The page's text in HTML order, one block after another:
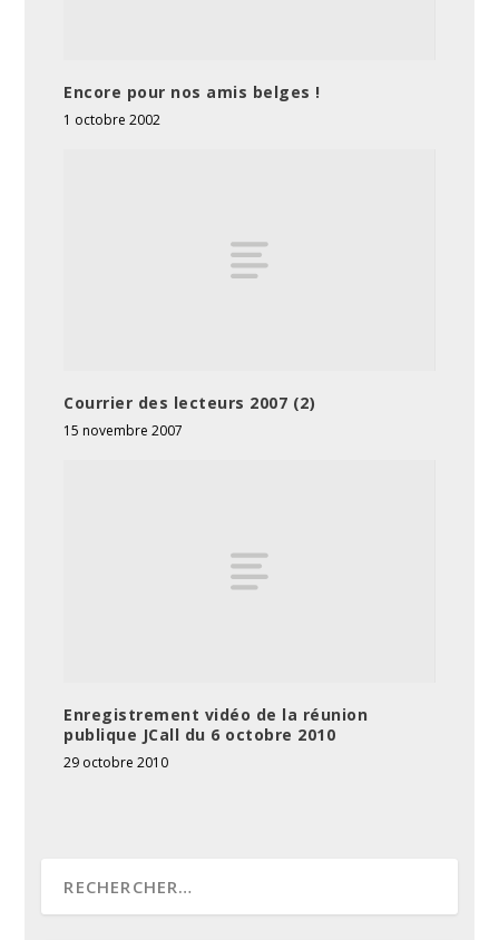
Encore pour nos amis belges !
1 octobre 2002
Courrier des lecteurs 2007 (2)
15 novembre 2007
Enregistrement vidéo de la réunion
publique JCall du 6 octobre 2010
29 octobre 2010